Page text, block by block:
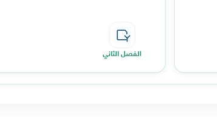
الفصل الثاني